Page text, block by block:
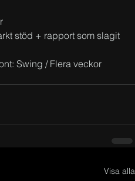
stöd + rapport som slagit
Swing / Flera veckor
Visa alla